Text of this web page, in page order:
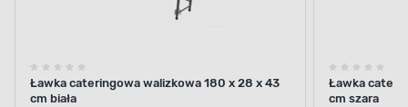
Ławka cateringowa walizkowa 180 x 28 x 43
cm biała
Ławka
cm szara